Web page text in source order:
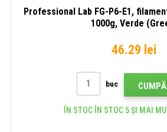
Professional Lab FG-P6-E1,
1000g, Verde
46.29 lei
buc
ÎN STOC ÎN STOC 5 ȘI MAI